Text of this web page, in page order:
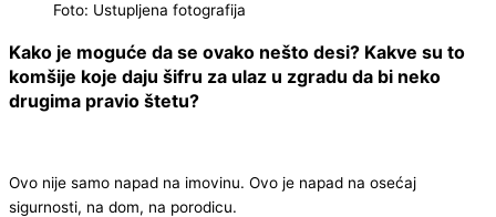
Foto: Ustupljena fotografija
Kako je moguće da se ovako nešto desi? Kakve su to
komšije koje daju šifru za ulaz u zgradu da bi neko
drugima pravio štetu?
Ovo nije samo napad na imovinu. Ovo je napad na osećaj
sigurnosti, na dom, na porodicu.